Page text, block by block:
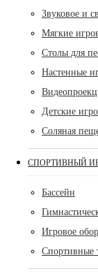
Звуковое и
Мягкие
Столы для
Настенные
Детские
Соляная
СПОРТИВНЫЙ
Бассейн
Игровое
Спортивные